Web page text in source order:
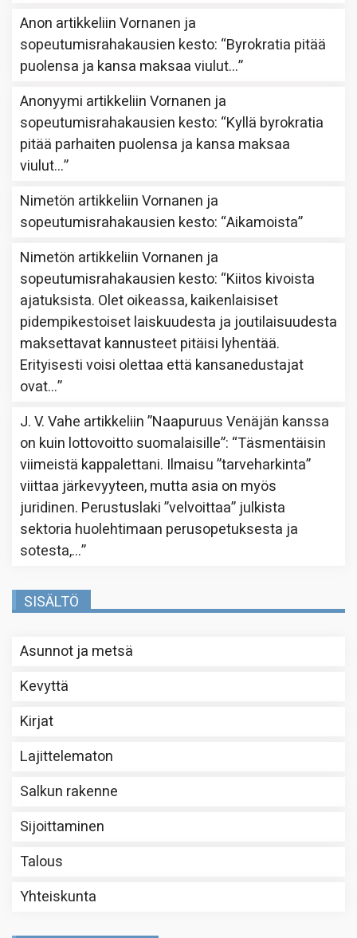
Anon artikkeliinVornanen ja
sopeutumisrahakausien kesto: “Byrokratia pitää
puolensa ja kansa maksaa viulut…”
Anonyymi artikkeliinVornanen ja
sopeutumisrahakausien kesto: “Kyllä byrokratia
pitää parhaiten puolensa ja kansa maksaa
viulut…”
Nimetön artikkeliinVornanen ja
sopeutumisrahakausien kesto: “Aikamoista”
Nimetön artikkeliinVornanen ja
sopeutumisrahakausien kesto: “Kiitos kivoista
ajatuksista. Olet oikeassa, kaikenlaisiset
pidempikestoiset laiskuudesta ja joutilaisuudesta
maksettavat kannusteet pitäisi lyhentää.
Erityisesti voisi olettaa että kansanedustajat
ovat…”
J. V. Vahe artikkeliin”Naapuruus Venäjän kanssa
on kuin lottovoitto suomalaisille”: “Täsmentäisin
viimeistä kappalettani. Ilmaisu ”tarveharkinta”
viittaa järkevyyteen, mutta asia on myös
juridinen. Perustuslaki ”velvoittaa” julkista
sektoria huolehtimaan perusopetuksesta ja
sotesta,…”
SISÄLTÖ
Asunnot ja metsä
Kevyttä
Kirjat
Lajittelematon
Salkun rakenne
Sijoittaminen
Talous
Yhteiskunta